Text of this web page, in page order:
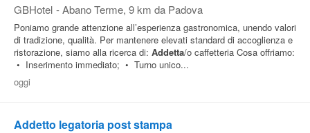
GBHotel - Abano Terme, 9 km da Padova
Poniamo grande attenzione all’esperienza gastronomica, unendo valori
di tradizione, qualità. Per mantenere elevati standard di accoglienza e
ristorazione, siamo alla ricerca di: Addetta/o caffetteria Cosa offriamo:
• Inserimento immediato; • Turno unico...
oggi
Addetto legatoria post stampa